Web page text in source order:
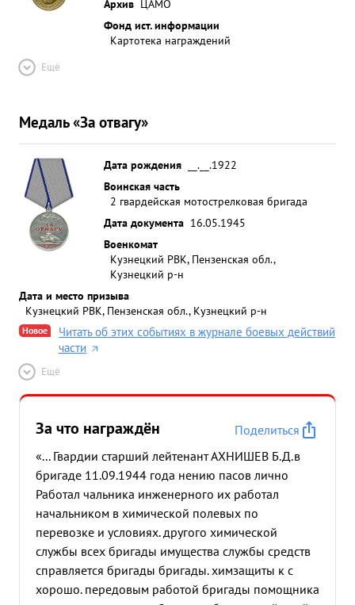
Архив ЦАМО
Фонд ист. информации
Картотека награждений
Ещё
Медаль «За отвагу»
Дата рождения
__.__.1922
Воинская часть
2 гвардейская мотострелковая бригада
Дата документа 16.05.1945
Военкомат
Кузнецкий РВК, Пензенская обл.,
Кузнецкий р-н
Дата и место призыва
Кузнецкий РВК, Пензенская обл., Кузнецкий р-н
Новое
Читать об этих событиях в журнале боевых действий
части
Ещё
За что награждён
Поделиться
«... Гвардии старший лейтенант АХНИШЕВ Б.Д.в
бригаде 11.09.1944 года нению пасов лично
Работал чальника инженерного их работал
начальником в химической полевых по
перевозке и условиях. другого химической
службы всех бригады имущества службы средств
справляется бригады бригады. химзащиты к с
хорошо. передовым работой бригады помощника